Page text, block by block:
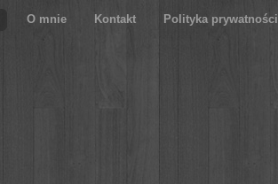
O mnie Kontakt Polityka prywatności